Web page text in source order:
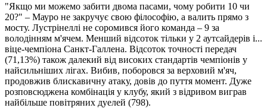
"Якщо ми можемо забити двома пасами, чому робити 10 чи
20?" – Мауро не закручує свою філософію, а валить прямо з
мосту. Лустрінеллі не соромився його команда – 9 за
володінням м'ячем. Менший відсоток тільки у 2 аутсайдерів і...
віце-чемпіона Санкт-Галлена. Відсоток точності передач
(71,13%) також далекий від високих стандартів чемпіонів у
найсильніших лігах. Вибив, поборовся за верховий м'яч,
продовжив блискавичну атаку, довів до пуття момент. Дуже
розповсюджена комбінація у клубу, який з відривом виграв
найбільше повітряних дуелей (798).